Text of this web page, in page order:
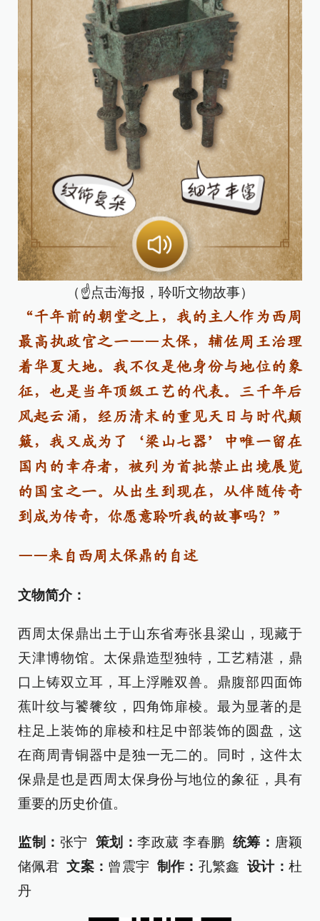
（☝点击海报，聆听文物故事）
“千年前的朝堂之上，我的主人作为西周
最高执政官之一——太保，辅佐周王治理
着华夏大地。我不仅是他身份与地位的象
征，也是当年顶级工艺的代表。三千年后
风起云涌，经历清末的重见天日与时代颠
簸，我又成为了‘梁山七器’中唯一留在
国内的幸存者，被列为首批禁止出境展览
的国宝之一。从出生到现在，从伴随传奇
到成为传奇，你愿意聆听我的故事吗？”
——来自西周太保鼎的自述
文物简介：
西周太保鼎出土于山东省寿张县梁山，现藏于
天津博物馆。太保鼎造型独特，工艺精湛，鼎
口上铸双立耳，耳上浮雕双兽。鼎腹部四面饰
蕉叶纹与饕餮纹，四角饰扉棱。最为显著的是
柱足上装饰的扉棱和柱足中部装饰的圆盘，这
在商周青铜器中是独一无二的。同时，这件太
保鼎是也是西周太保身份与地位的象征，具有
重要的历史价值。
监制： 张宁 策划：李政葳 李春鹏 统筹： 唐颖
储佩君文案： 曾震宇 制作： 孔繁鑫设计：杜
丹